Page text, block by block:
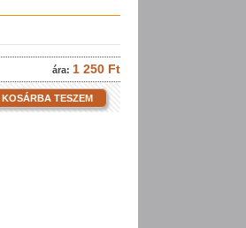
ára: 1 250 Ft
KOSÁRBA TESZEM